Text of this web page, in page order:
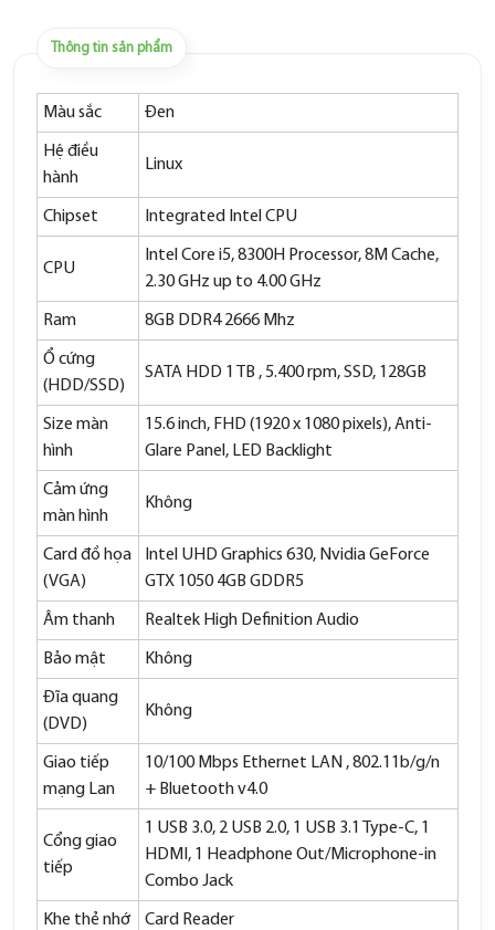
Thông tin sản phẩm
Màu sắc Đen
Hệ điều
hành
Linux
Chipset Integrated Intel CPU
CPU
Intel Core i5, 8300H Processor, 8M Cache,
2.30 GHz up to 4.00 GHz
Ram 8GB DDR4 2666 Mhz
Ổ cứng
(HDD/SSD)
SATA HDD 1 TB , 5.400 rpm, SSD, 128GB
Size màn
hình
15.6 inch, FHD (1920 x 1080 pixels), Anti-
Glare Panel, LED Backlight
Cảm ứng
màn hình
Không
Card đồ họa
(VGA)
Intel UHD Graphics 630, Nvidia GeForce
GTX 1050 4GB GDDR5
Âm thanh Realtek High Definition Audio
Bảo mật Không
Đĩa quang
(DVD)
Không
Giao tiếp
mạng Lan
10/100 Mbps Ethernet LAN , 802.11b/g/n
+ Bluetooth v4.0
Cổng giao
tiếp
1 USB 3.0, 2 USB 2.0, 1 USB 3.1 Type-C, 1
HDMI, 1 Headphone Out/Microphone-in
Combo Jack
Khe thẻ nhớ Card Reader